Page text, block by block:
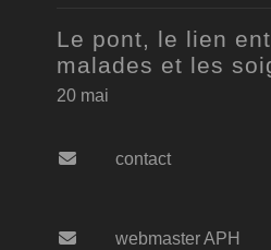
Le pont, le lien
malades et les
20 mai
contact
webmaster APH